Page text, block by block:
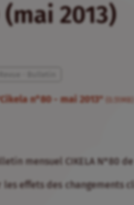
2013)
n°80 - mai 2013" (0.51MB)
mensuel CIKELA N°80 de
effets des changements